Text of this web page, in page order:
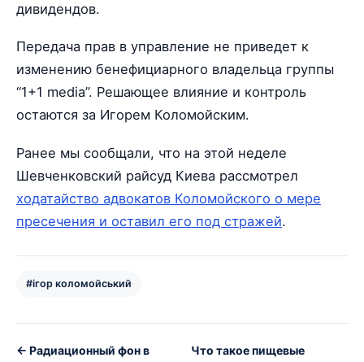
дивидендов.
Передача прав в управление не приведет к
изменению бенефициарного владельца группы
“1+1 media”. Решающее влияние и контроль
остаются за Игорем Коломойским.
Ранее мы сообщали, что на этой неделе
Шевченковский райсуд Киева рассмотрел
ходатайство адвокатов Коломойского о мере
пресечения и оставил его под стражей.
#ігор коломойський
← Радиационный фон в
Что такое пищевые